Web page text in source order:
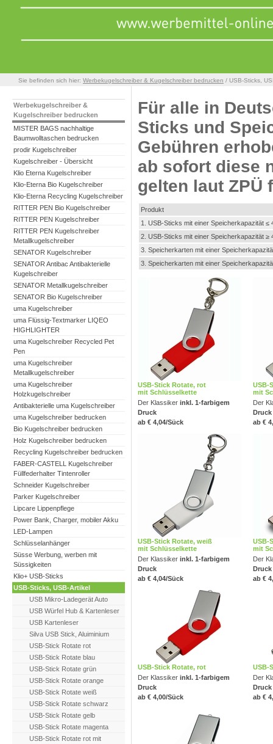
Sie befinden sich hier: Werbekugelschreiber & Kugelschreiber bedrucken / USB-Sticks,
Für alle in
Sticks und
Gebühren
ab sofort diese
gelten laut ZPÜ
Produkt
1. USB-Sticks mit einer Speicherkapazität ≤
2. USB-Sticks mit einer Speicherkapazität ≥
3. Speicherkarten mit einer
3. Speicherkarten mit einer
USB-Stick Rotate, rot
mit Schlüsselkette
Der Klassiker inkl. 1-farbigem
Druck
ab € 4,04/Sück
USB-
mit
Der
Druck
ab €
USB-Stick Rotate, weiß
mit Schlüsselkette
Der Klassiker inkl. 1-farbigem
Druck
ab € 4,04/Sück
USB-
mit
Der
Druck
ab €
USB-Stick Rotate, rot
Der Klassiker inkl. 1-farbigem
Druck
ab € 4,00/Sück
USB-
Der
Druck
ab €
Werbekugelschreiber &
Kugelschreiber bedrucken
MISTER BAGS nachhaltige
Baumwolltaschen bedrucken
prodir Kugelschreiber
Kugelschreiber - Übersicht
Klio Eterna Kugelschreiber
Klio-Eterna Bio Kugelschreiber
Klio-Eterna Recycling Kugelschreiber
RITTER PEN Bio Kugelschreiber
RITTER PEN Kugelschreiber
RITTER PEN Kugelschreiber
Metallkugelschreiber
SENATOR Kugelschreiber
SENATOR Antibac Antibakterielle
Kugelschreiber
SENATOR Metallkugelschreiber
SENATOR Bio Kugelschreiber
uma Kugelschreiber
uma Flüssig-Textmarker LIQEO
HIGHLIGHTER
uma Kugelschreiber Recycled Pet
Pen
uma Kugelschreiber
Metallkugelschreiber
uma Kugelschreiber
Holzkugelschreiber
Antibakterielle uma Kugelschreiber
uma Kugelschreiber bedrucken
Bio Kugelschreiber bedrucken
Holz Kugelschreiber bedrucken
Recycling Kugelschreiber bedrucken
FABER-CASTELL Kugelschreiber
Füllfederhalter Tintenroller
Schneider Kugelschreiber
Parker Kugelschreiber
Lipcare Lippenpflege
Power Bank, Charger, mobiler Akku
LED-Lampen
Schlüsselanhänger
Süsse Werbung, werben mit
Süssigkeiten
Klio+ USB-Sticks
USB-Sticks, USB-Artikel
USB Mikro-Ladegerät Auto
USB Würfel Hub & Kartenleser
USB Kartenleser
Silva USB Stick, Aluiminium
USB-Stick Rotate rot
USB-Stick Rotate blau
USB-Stick Rotate grün
USB-Stick Rotate orange
USB-Stick Rotate weiß
USB-Stick Rotate schwarz
USB-Stick Rotate gelb
USB-Stick Rotate magenta
USB-Stick Rotate rot mit